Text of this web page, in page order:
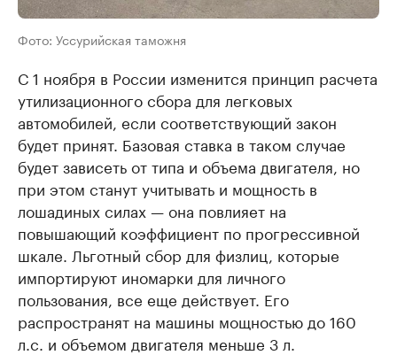
Фото: Уссурийская таможня
С 1 ноября в России изменится принцип расчета
утилизационного сбора для легковых
автомобилей, если соответствующий закон
будет принят. Базовая ставка в таком случае
будет зависеть от типа и объема двигателя, но
при этом станут учитывать и мощность в
лошадиных силах — она повлияет на
повышающий коэффициент по прогрессивной
шкале. Льготный сбор для физлиц, которые
импортируют иномарки для личного
пользования, все еще действует. Его
распространят на машины мощностью до 160
л.с. и объемом двигателя меньше 3 л.